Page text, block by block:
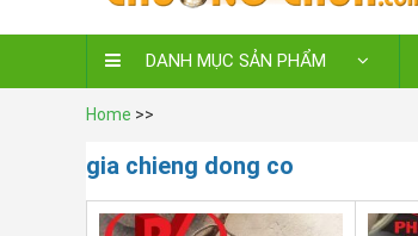
DANH MỤC SẢN PHẨM
Home >>
gia chieng dong co